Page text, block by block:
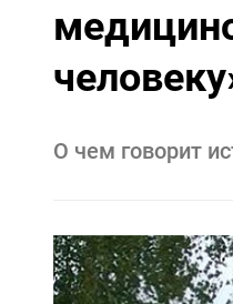
О чем говорит